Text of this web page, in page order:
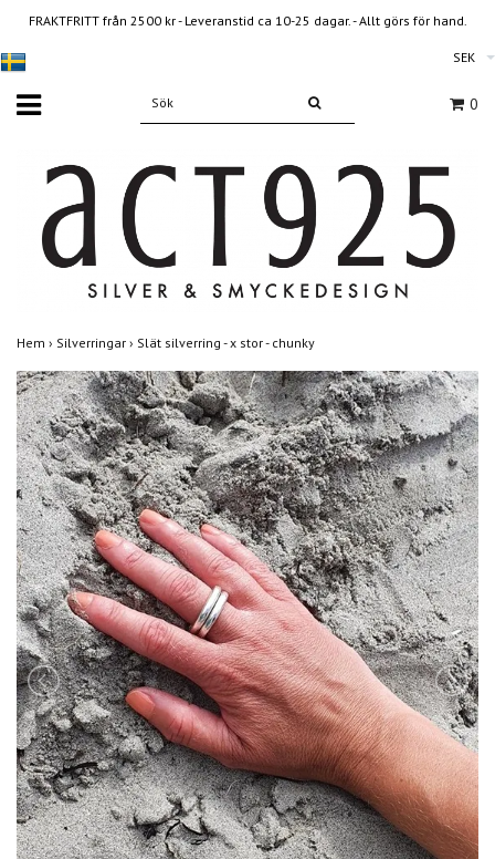
FRAKTFRITT från 2500 kr - Leveranstid ca 10-25 dagar. - Allt görs för hand.
SEK
0
Hem › Silverringar › Slät silverring - x stor - chunky